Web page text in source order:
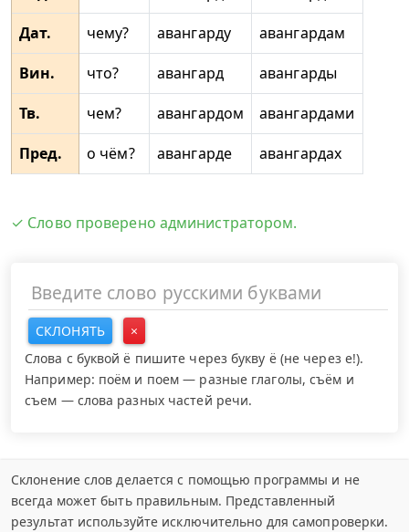
Дат.
чему? авангарду
авангардам
Вин.
что? авангард
авангарды
Тв.
чем? авангардом
авангардами
Пред.
о чём? авангарде авангардах
✓ Слово проверено администратором.
СКЛОНЯТЬ
×
Слова с буквой ё пишите через букву ё (не через е!).
Например: поём и поем — разные глаголы, съём и
съем — слова разных частей речи.
Склонение слов делается с помощью программы и не
всегда может быть правильным. Представленный
результат используйте исключительно для самопроверки.